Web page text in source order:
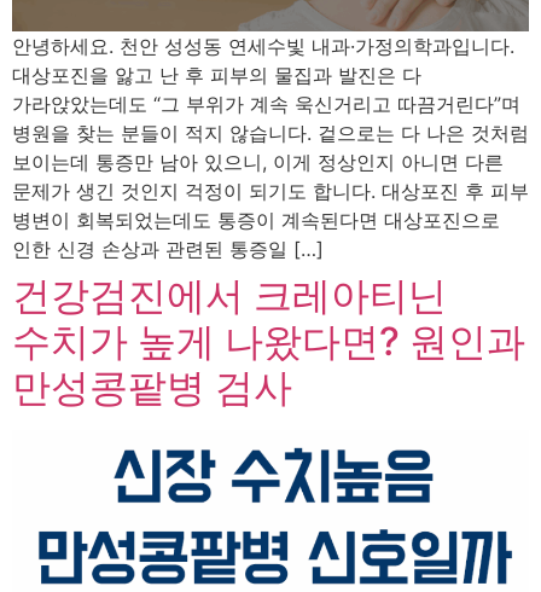
안녕하세요. 천안 성성동 연세수빛 내과·가정의학과입니다.
대상포진을 앓고 난 후 피부의 물집과 발진은 다
가라앉았는데도 “그 부위가 계속 욱신거리고 따끔거린다”며
병원을 찾는 분들이 적지 않습니다. 겉으로는 다 나은 것처럼
보이는데 통증만 남아 있으니, 이게 정상인지 아니면 다른
문제가 생긴 것인지 걱정이 되기도 합니다. 대상포진 후 피부
병변이 회복되었는데도 통증이 계속된다면 대상포진으로
인한 신경 손상과 관련된 통증일 […]
건강검진에서 크레아티닌
수치가 높게 나왔다면? 원인과
만성콩팥병 검사